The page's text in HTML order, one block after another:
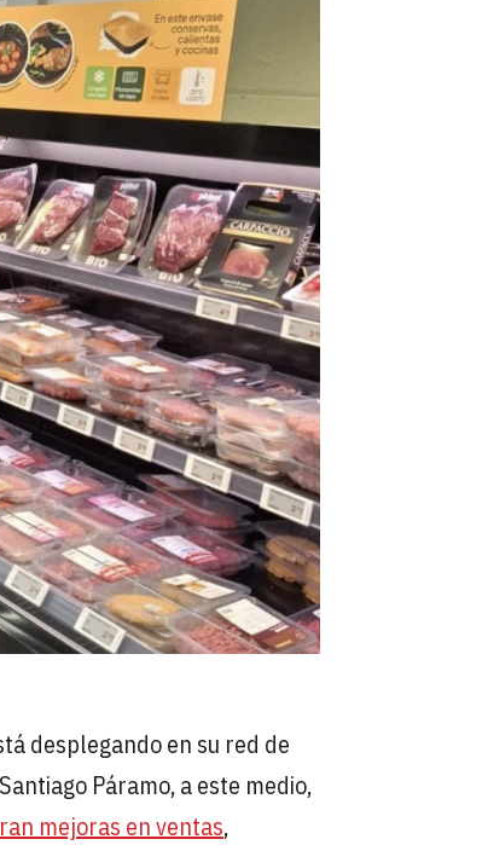
desplegando en su red de
Páramo, a este medio,
mejoras en ventas,